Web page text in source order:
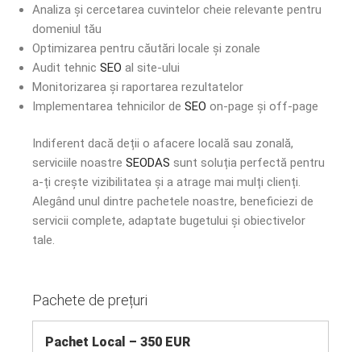
Analiza și cercetarea cuvintelor cheie relevante pentru
domeniul tău
Optimizarea pentru căutări locale și zonale
Audit tehnic SEO al site-ului
Monitorizarea și raportarea rezultatelor
Implementarea tehnicilor de SEO on-page și off-page
Indiferent dacă deții o afacere locală sau zonală,
serviciile noastre SEODAS sunt soluția perfectă pentru
a-ți crește vizibilitatea și a atrage mai mulți clienți.
Alegând unul dintre pachetele noastre, beneficiezi de
servicii complete, adaptate bugetului și obiectivelor
tale.
Pachete de prețuri
Pachet Local – 350 EUR